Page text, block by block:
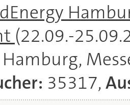
(22.09.-
Hamburg,
35317,